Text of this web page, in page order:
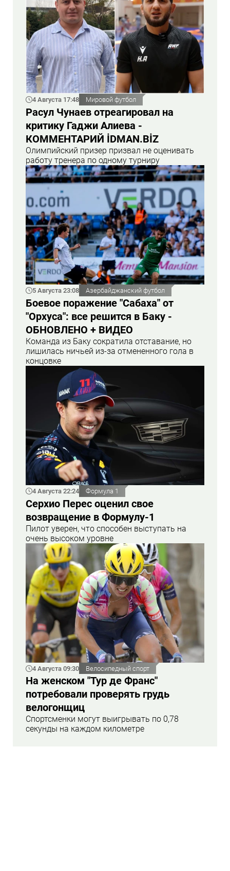
4 Августа 17:48 Мировой футбол
Расул Чунаев отреагировал на
критику Гаджи Алиева -
КОММЕНТАРИЙ İDMAN.BİZ
Олимпийский призер призвал не оценивать
работу тренера по одному турниру
5 Августа 23:08 Азербайджанский футбол
Боевое поражение "Сабаха" от
"Орхуса": все решится в Баку -
ОБНОВЛЕНО + ВИДЕО
Команда из Баку сократила отставание, но
лишилась ничьей из-за отмененного гола в
концовке
4 Августа 22:24 Формула 1
Серхио Перес оценил свое
возвращение в Формулу-1
Пилот уверен, что способен выступать на
очень высоком уровне
4 Августа 09:30 Велосипедный спорт
На женском "Тур де Франс"
потребовали проверять грудь
велогонщиц
Спортсменки могут выигрывать по 0,78
секунды на каждом километре